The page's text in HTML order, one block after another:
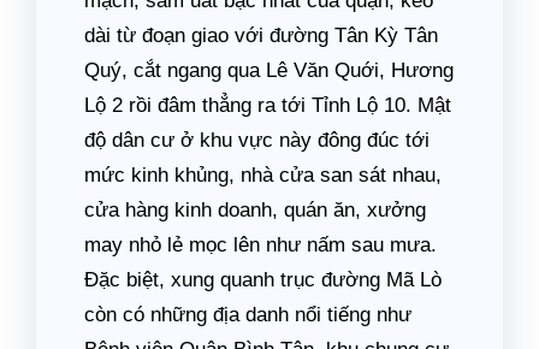
dài từ đoạn giao với đường Tân Kỳ Tân
Quý, cắt ngang qua Lê Văn Quới, Hương
Lộ 2 rồi đâm thẳng ra tới Tỉnh Lộ 10. Mật
độ dân cư ở khu vực này đông đúc tới
mức kinh khủng, nhà cửa san sát nhau,
cửa hàng kinh doanh, quán ăn, xưởng
may nhỏ lẻ mọc lên như nấm sau mưa.
Đặc biệt, xung quanh trục đường Mã Lò
còn có những địa danh nổi tiếng như